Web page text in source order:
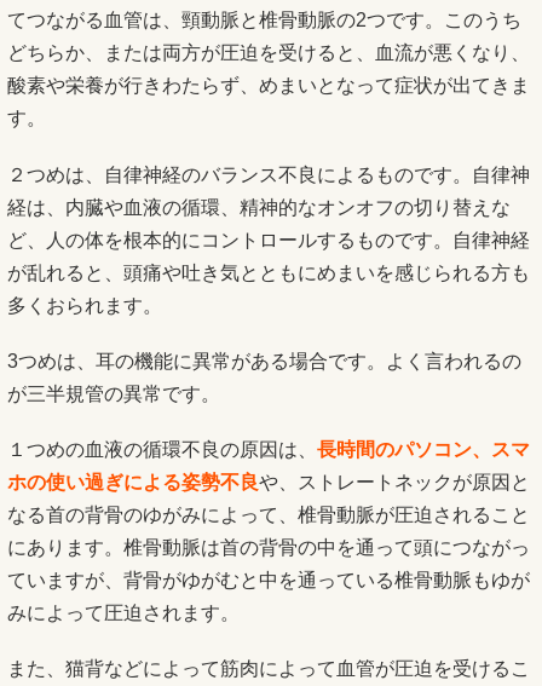
てつながる血管は、頸動脈と椎骨動脈の2つです。このうち
どちらか、または両方が圧迫を受けると、血流が悪くなり、
酸素や栄養が行きわたらず、めまいとなって症状が出てきま
す。
２つめは、自律神経のバランス不良によるものです。自律神
経は、内臓や血液の循環、精神的なオンオフの切り替えな
ど、人の体を根本的にコントロールするものです。自律神経
が乱れると、頭痛や吐き気とともにめまいを感じられる方も
多くおられます。
3つめは、耳の機能に異常がある場合です。よく言われるの
が三半規管の異常です。
１つめの血液の循環不良の原因は、 長時間のパソコン、スマ
ホの使い過ぎによる姿勢不良や、ストレートネックが原因と
なる首の背骨のゆがみによって、椎骨動脈が圧迫されること
にあります。椎骨動脈は首の背骨の中を通って頭につながっ
ていますが、背骨がゆがむと中を通っている椎骨動脈もゆが
みによって圧迫されます。
また、猫背などによって筋肉によって血管が圧迫を受けるこ